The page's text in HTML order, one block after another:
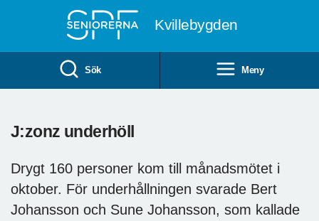
Kvillebygden
Sök Meny
J:zonz underhöll
Drygt 160 personer kom till månadsmötet i
oktober. För underhållningen svarade Bert
Johansson och Sune Johansson, som kallade